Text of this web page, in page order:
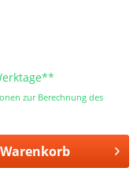
zur Berechnung des
Warenkorb